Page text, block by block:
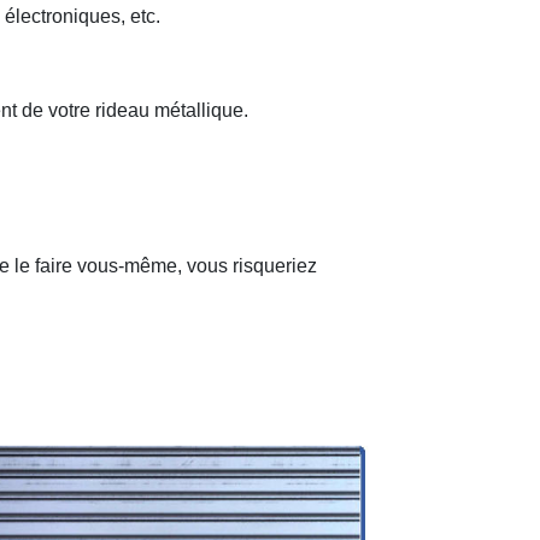
etc.
de votre rideau métallique.
le faire vous-même, vous risqueriez